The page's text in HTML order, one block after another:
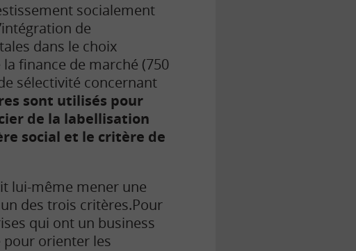
socialement
de
dans le choix
finance de marché (750
sélectivité concernant
sont utilisés pour
de la labellisation
social et le critère de
lui-même mener une
des trois critères.Pour
qui ont un business
pour orienter les